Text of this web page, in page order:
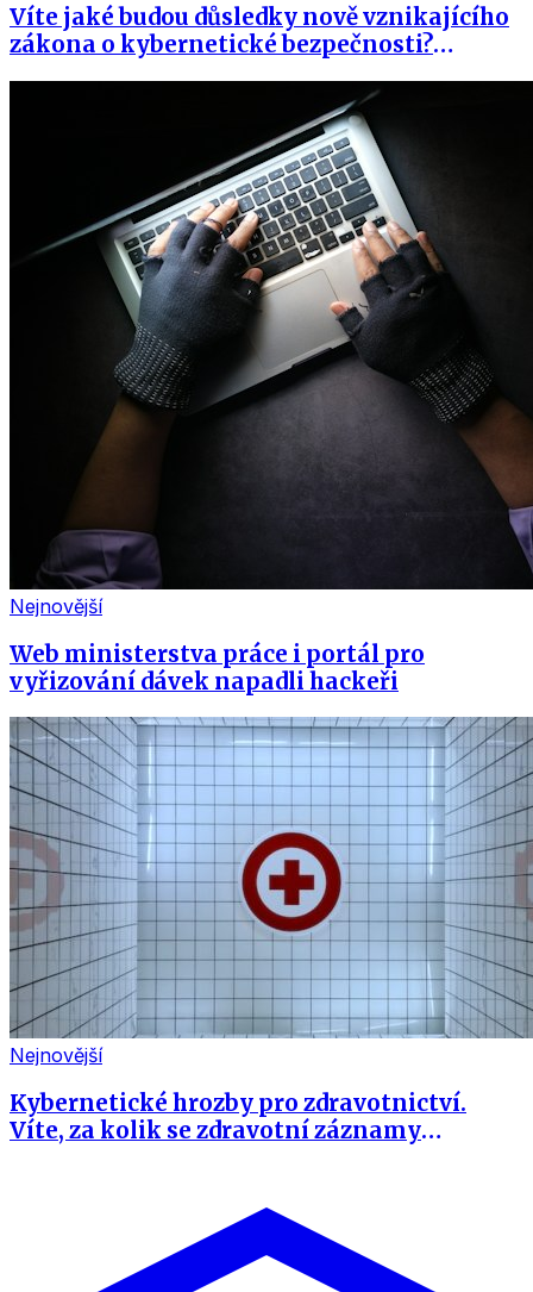
Víte jaké budou důsledky nově vznikajícího
zákona o kybernetické bezpečnosti?
kybernetický zákon prakticky
Nejnovější
Web ministerstva práce i portál pro
vyřizování dávek napadli hackeři
Nejnovější
Kybernetické hrozby pro zdravotnictví.
Víte, za kolik se zdravotní záznamy